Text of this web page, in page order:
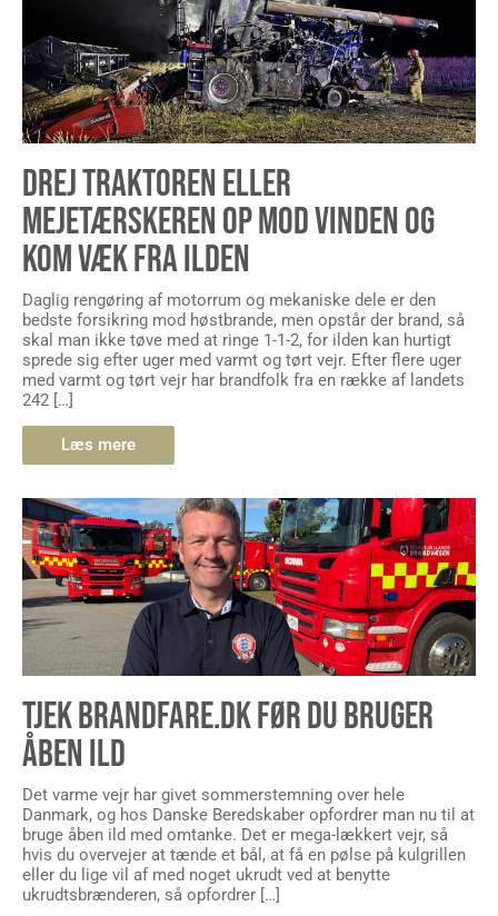
DREJ TRAKTOREN ELLER
MEJETÆRSKEREN OP MOD VINDEN OG
KOM VÆK FRA ILDEN
Daglig rengøring af motorrum og mekaniske dele er den
bedste forsikring mod høstbrande, men opstår der brand, så
skal man ikke tøve med at ringe 1-1-2, for ilden kan hurtigt
sprede sig efter uger med varmt og tørt vejr. Efter flere uger
med varmt og tørt vejr har brandfolk fra en række af landets
242 […]
Læs mere
TJEK BRANDFARE.DK FØR DU BRUGER
ÅBEN ILD
Det varme vejr har givet sommerstemning over hele
Danmark, og hos Danske Beredskaber opfordrer man nu til at
bruge åben ild med omtanke. Det er mega-lækkert vejr, så
hvis du overvejer at tænde et bål, at få en pølse på kulgrillen
eller du lige vil af med noget ukrudt ved at benytte
ukrudtsbrænderen, så opfordrer […]